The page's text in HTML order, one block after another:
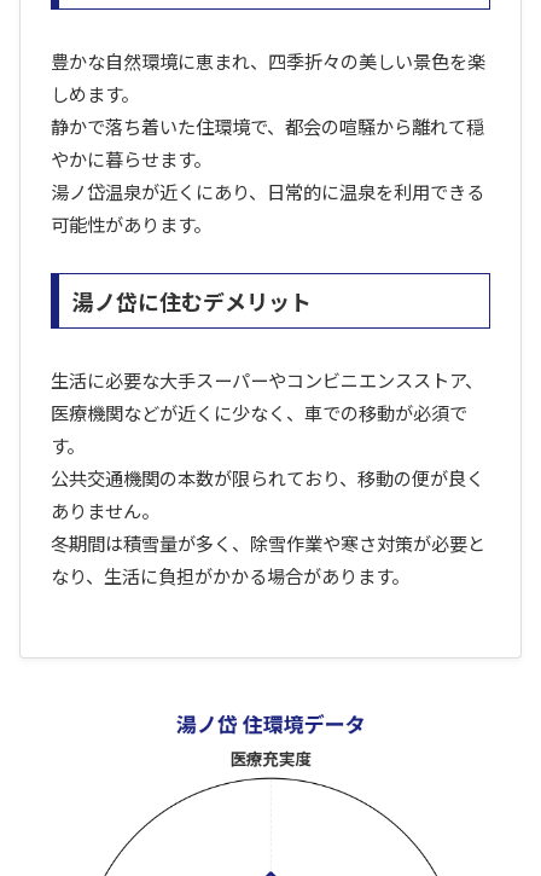
豊かな自然環境に恵まれ、四季折々の美しい景色を楽
しめます。
静かで落ち着いた住環境で、都会の喧騒から離れて穏
やかに暮らせます。
湯ノ岱温泉が近くにあり、日常的に温泉を利用できる
可能性があります。
湯ノ岱に住むデメリット
生活に必要な大手スーパーやコンビニエンスストア、
医療機関などが近くに少なく、車での移動が必須で
す。
公共交通機関の本数が限られており、移動の便が良く
ありません。
冬期間は積雪量が多く、除雪作業や寒さ対策が必要と
なり、生活に負担がかかる場合があります。